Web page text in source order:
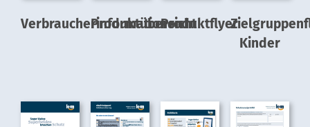
Verbraucherinformationen
ProduktübersichtProduktflyer
Kinder